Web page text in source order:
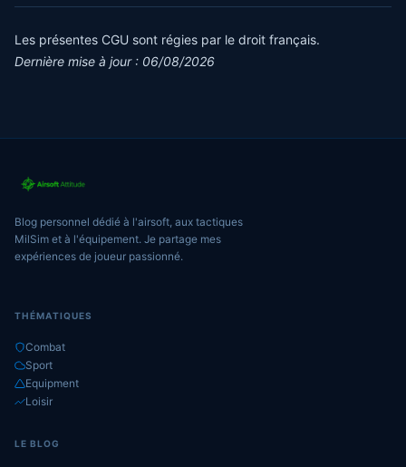
Les présentes CGU sont régies par le droit français.
Dernière mise à jour : 06/08/2026
Blog personnel dédié à l'airsoft, aux tactiques
MilSim et à l'équipement. Je partage mes
expériences de joueur passionné.
THÉMATIQUES
Combat
Sport
Equipment
Loisir
LE BLOG